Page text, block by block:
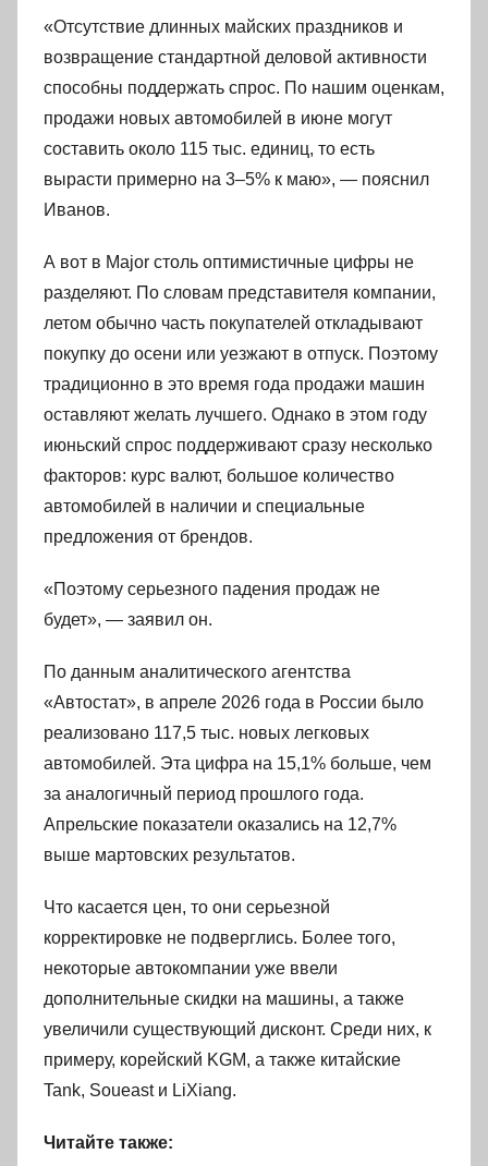
«Отсутствие длинных майских праздников и
возвращение стандартной деловой активности
способны поддержать спрос. По нашим оценкам,
продажи новых автомобилей в июне могут
составить около 115 тыс. единиц, то есть
вырасти примерно на 3–5% к маю», — пояснил
Иванов.
А вот в Major столь оптимистичные цифры не
разделяют. По словам представителя компании,
летом обычно часть покупателей откладывают
покупку до осени или уезжают в отпуск. Поэтому
традиционно в это время года продажи машин
оставляют желать лучшего. Однако в этом году
июньский спрос поддерживают сразу несколько
факторов: курс валют, большое количество
автомобилей в наличии и специальные
предложения от брендов.
«Поэтому серьезного падения продаж не
будет», — заявил он.
По данным аналитического агентства
«Автостат», в апреле 2026 года в России было
реализовано 117,5 тыс. новых легковых
автомобилей. Эта цифра на 15,1% больше, чем
за аналогичный период прошлого года.
Апрельские показатели оказались на 12,7%
выше мартовских результатов.
Что касается цен, то они серьезной
корректировке не подверглись. Более того,
некоторые автокомпании уже ввели
дополнительные скидки на машины, а также
увеличили существующий дисконт. Среди них, к
примеру, корейский KGM, а также китайские
Tank, Soueast и LiXiang.
Читайте также: